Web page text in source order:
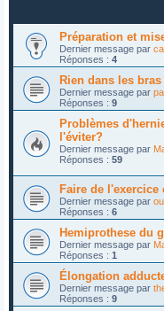
Préparation et
Dernier message par
Réponses : 4
Rien dans les bras
Dernier message par
Réponses : 9
Problèmes
l'éviter?
Dernier message par
Réponses : 59
Faire de
Dernier message par
Réponses : 6
Hemiprothese du
Dernier message par
Réponses : 1
Élongation
Dernier message par
Réponses : 9